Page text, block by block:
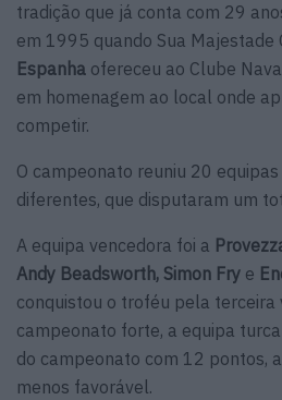
tradição que já conta com 29
em 1995 quando Sua Majestade
Espanha ofereceu ao Clube
em homenagem ao local onde
competir.
O campeonato reuniu 20
diferentes, que disputaram um
A equipa vencedora foi a
Andy Beadsworth, Simon Fry e
conquistou o troféu pela terceira
campeonato forte, a equipa
do campeonato com 12 pontos,
menos favorável.